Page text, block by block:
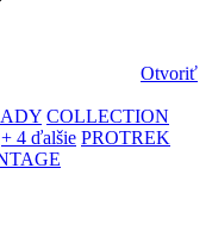
Otvoriť
COLLECTION
+ 4 ďalšie PROTREK